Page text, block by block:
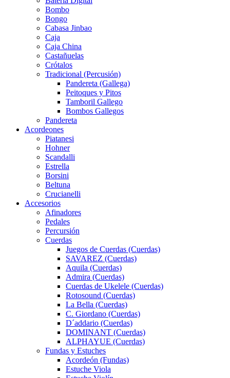
Bombo
Bongo
Cabasa Jinbao
Caja
Caja China
Castañuelas
Crótalos
Tradicional (Percusión)
Pandereta (Gallega)
Peitoques y Pitos
Tamboril Gallego
Bombos Gallegos
Pandereta
Acordeones
Piatanesi
Hohner
Scandalli
Estrella
Borsini
Beltuna
Crucianelli
Accesorios
Afinadores
Pedales
Percursión
Cuerdas
Juegos de Cuerdas (Cuerdas)
SAVAREZ (Cuerdas)
Aquila (Cuerdas)
Admira (Cuerdas)
Cuerdas de Ukelele (Cuerdas)
Rotosound (Cuerdas)
La Bella (Cuerdas)
C. Giordano (Cuerdas)
D´addario (Cuerdas)
DOMINANT (Cuerdas)
ALPHAYUE (Cuerdas)
Fundas y Estuches
Acordeón (Fundas)
Estuche Viola